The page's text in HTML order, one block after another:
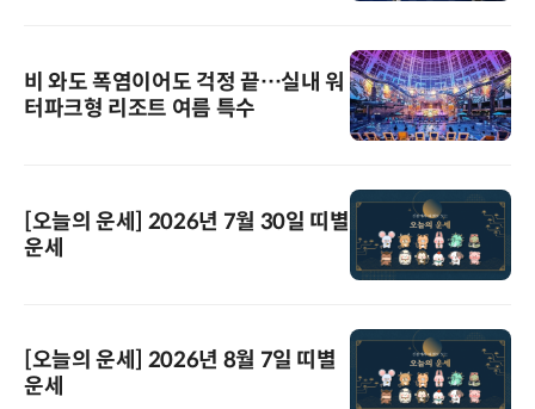
비 와도 폭염이어도 걱정 끝…실내 워
터파크형 리조트 여름 특수
[오늘의 운세] 2026년 7월 30일 띠별
운세
[오늘의 운세] 2026년 8월 7일 띠별
운세